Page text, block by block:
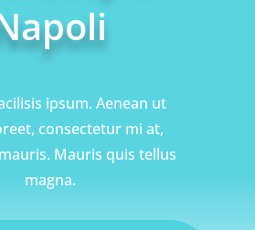
ipsum. Aenean ut
consectetur mi at,
Mauris quis tellus
magna.